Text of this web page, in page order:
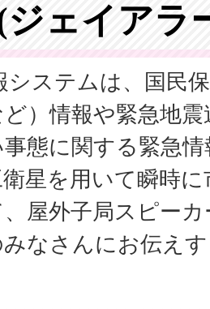
ェイアラ
システムは、国民
）情報や緊急地
態に関する緊急
星を用いて瞬時
屋外子局スピー
なさんにお伝え